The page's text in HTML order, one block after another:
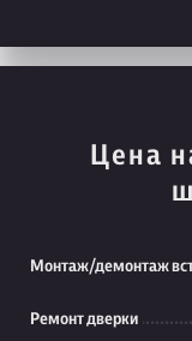
Цена
Монтаж/демонтаж
Ремонт дверки